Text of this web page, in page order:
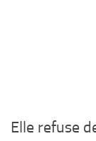
Elle refuse